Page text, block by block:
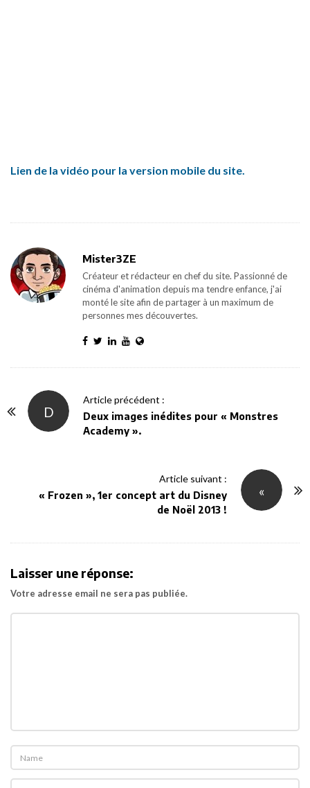
Lien de la vidéo pour la version mobile du site.
Mister3ZE
Créateur et rédacteur en chef du site. Passionné de
cinéma d'animation depuis ma tendre enfance, j'ai
monté le site afin de partager à un maximum de
personnes mes découvertes.
D
Article précédent :
Deux images inédites pour « Monstres
Academy ».
«
Article suivant :
« Frozen », 1er concept art du Disney
de Noël 2013 !
Laisser une réponse:
Votre adresse email ne sera pas publiée.